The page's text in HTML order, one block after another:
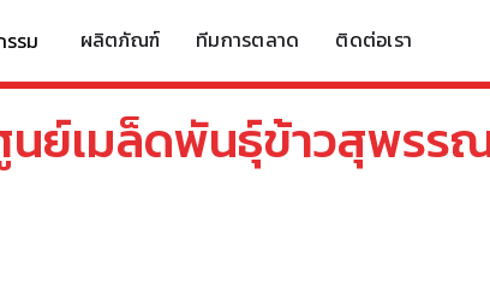
รรม ผลิตภัณฑ์ ทีมการตลาด ติดต่อเรา
ศูนย์เมล็ดพันธุ์ข้าวสุพรร